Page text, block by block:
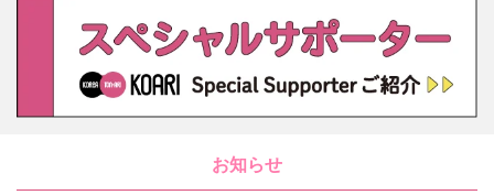
お知らせ